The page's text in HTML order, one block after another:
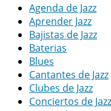
Agenda de Jazz
Aprender Jazz
Bajistas de Jazz
Baterias
Blues
Cantantes de Jazz
Clubes de Jazz
Conciertos de Jazz